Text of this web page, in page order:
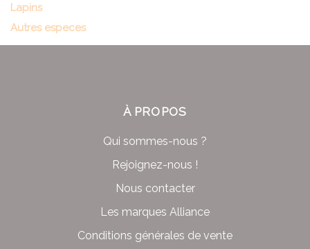
Lapins
Autres especes
À PROPOS
Qui sommes-nous ?
Rejoignez-nous !
Nous contacter
Les marques Alliance
Conditions générales de vente